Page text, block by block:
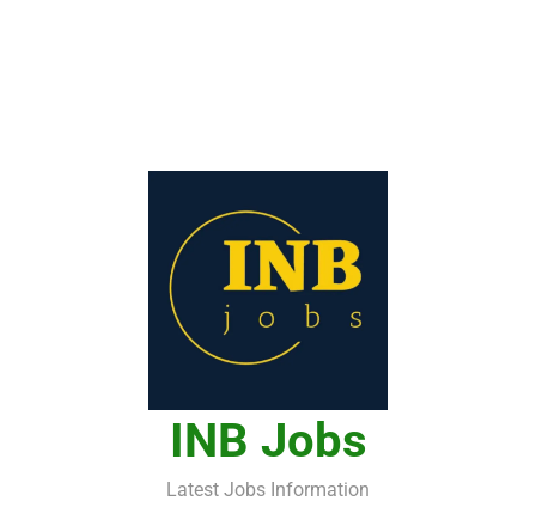
INB Jobs
Latest Jobs Information